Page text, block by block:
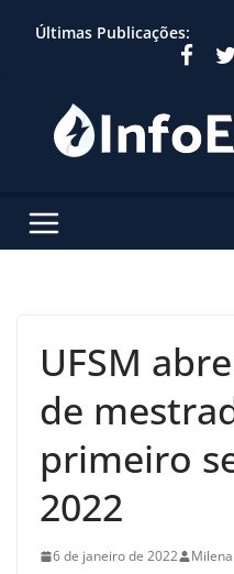
Últimas Publicações:
UFSM
de
primeiro
2022
6 de janeiro de 2022 Milena